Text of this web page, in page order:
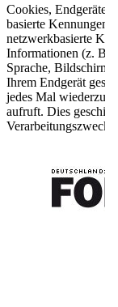
Cookies, Endgeräte-
basierte Kennungen,
netzwerkbasierte
Informationen (z. B.
Sprache,
Ihrem Endgerät
jedes Mal
aufruft. Dies
Verarbeitungszwecke.
FONDS